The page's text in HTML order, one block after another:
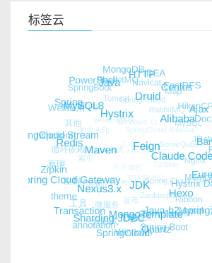
标签云